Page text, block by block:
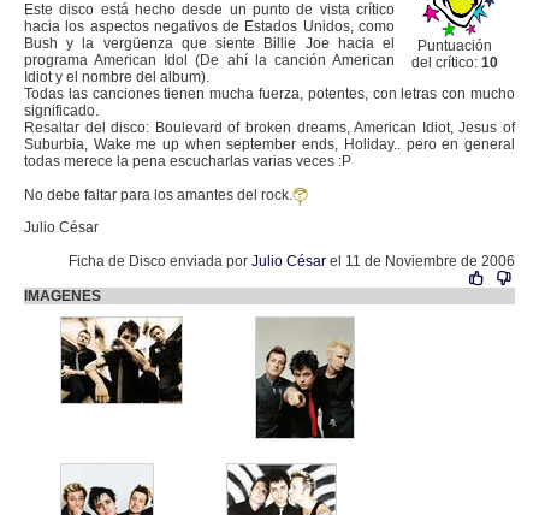
Puntuación
del crítico: 10
Este disco está hecho desde un punto de vista crítico
hacia los aspectos negativos de Estados Unidos, como
Bush y la vergüenza que siente Billie Joe hacia el
programa American Idol (De ahí la canción American
Idiot y el nombre del album).
Todas las canciones tienen mucha fuerza, potentes, con letras con mucho
significado.
Resaltar del disco: Boulevard of broken dreams, American Idiot, Jesus of
Suburbia, Wake me up when september ends, Holiday.. pero en general
todas merece la pena escucharlas varias veces :P
No debe faltar para los amantes del rock.
Julio César
Ficha de Disco enviada por Julio César el 11 de Noviembre de 2006
IMAGENES